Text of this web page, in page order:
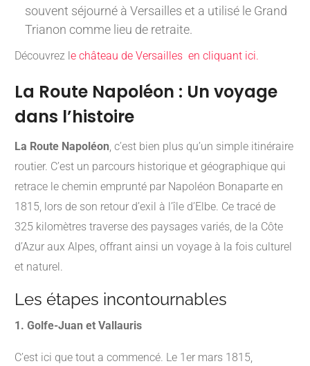
souvent séjourné à Versailles et a utilisé le Grand
Trianon comme lieu de retraite.
Découvrez le château de Versailles en cliquant ici.
La Route Napoléon : Un voyage
dans l’histoire
La Route Napoléon , c’est bien plus qu’un simple itinéraire
routier. C’est un parcours historique et géographique qui
retrace le chemin emprunté par Napoléon Bonaparte en
1815, lors de son retour d’exil à l’île d’Elbe. Ce tracé de
325 kilomètres traverse des paysages variés, de la Côte
d’Azur aux Alpes, offrant ainsi un voyage à la fois culturel
et naturel.
Les étapes incontournables
1. Golfe-Juan et Vallauris
C’est ici que tout a commencé. Le 1er mars 1815,